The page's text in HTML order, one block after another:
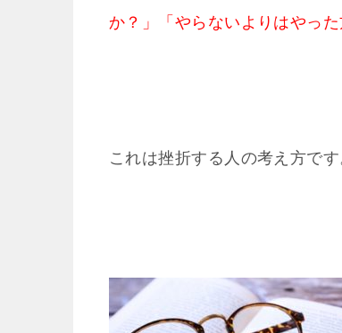
か？」「やらないよりはやっ
これは挫折する人の考え方です